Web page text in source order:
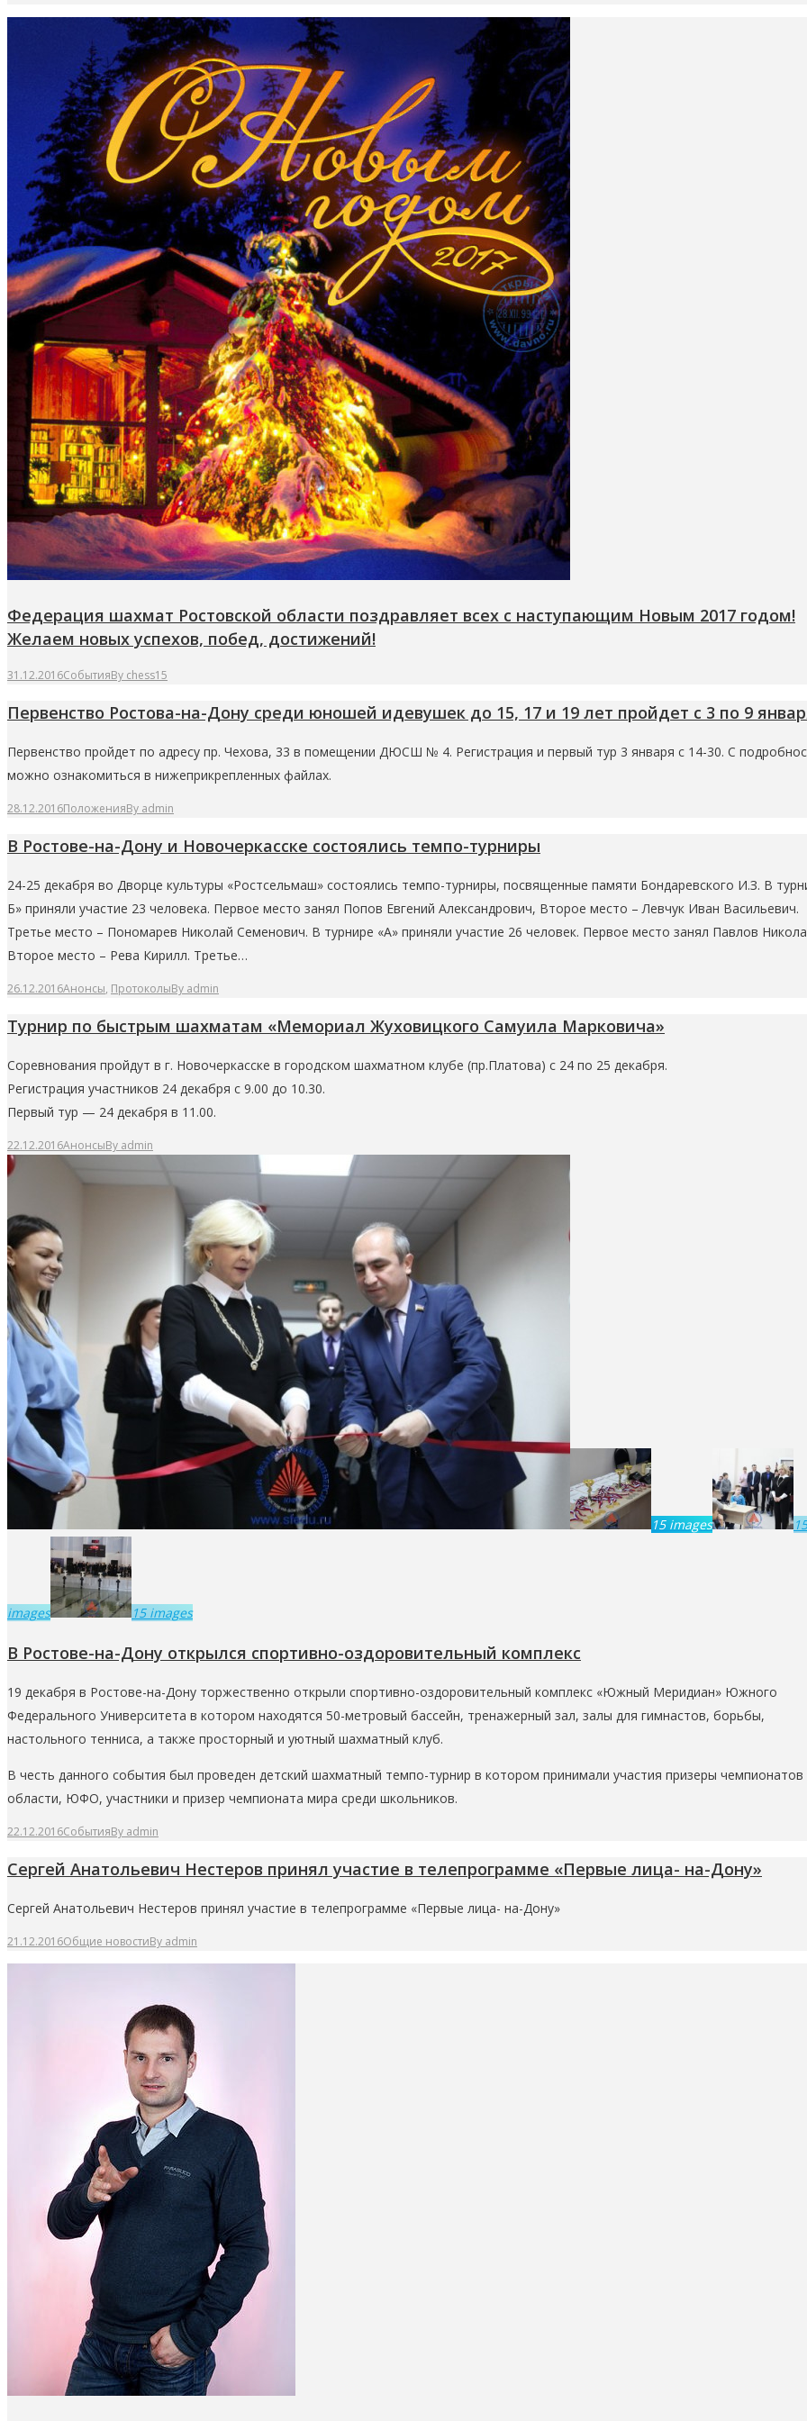
Федерация шахмат Ростовской области поздравляет всех с наступающим Новым 2017 годом!
Желаем новых успехов, побед, достижений!
31.12.2016СобытияBy chess15
Первенство Ростова-на-Дону среди юношей идевушек до 15, 17 и 19 лет пройдет с 3 по 9
Первенство пройдет по адресу пр. Чехова, 33 в помещении ДЮСШ № 4. Регистрация и первый тур 3 января с 14-30. С
можно ознакомиться в нижеприкрепленных файлах.
28.12.2016ПоложенияBy admin
В Ростове-на-Дону и Новочеркасске состоялись темпо-турниры
24-25 декабря во Дворце культуры «Ростсельмаш» состоялись темпо-турниры, посвященные памяти Бондаревского И.З. В
Б» приняли участие 23 человека. Первое место занял Попов Евгений Александрович, Второе место – Левчук Иван Васильевич.
Третье место – Пономарев Николай Семенович. В турнире «А» приняли участие 26 человек. Первое место занял Павлов
Второе место – Рева Кирилл. Третье…
26.12.2016Анонсы, ПротоколыBy admin
Турнир по быстрым шахматам «Мемориал Жуховицкого Самуила Марковича»
Соревнования пройдут в г. Новочеркасске в городском шахматном клубе (пр.Платова) с 24 по 25 декабря.
Регистрация участников 24 декабря с 9.00 до 10.30.
Первый тур — 24 декабря в 11.00.
22.12.2016АнонсыBy admin
15 images 15
images 15 images
В Ростове-на-Дону открылся спортивно-оздоровительный комплекс
19 декабря в Ростове-на-Дону торжественно открыли спортивно-оздоровительный комплекс «Южный Меридиан» Южного
Федерального Университета в котором находятся 50-метровый бассейн, тренажерный зал, залы для гимнастов, борьбы,
настольного тенниса, а также просторный и уютный шахматный клуб.
В честь данного события был проведен детский шахматный темпо-турнир в котором принимали участия призеры чемпионатов
области, ЮФО, участники и призер чемпионата мира среди школьников.
22.12.2016СобытияBy admin
Сергей Анатольевич Нестеров принял участие в телепрограмме «Первые лица- на-Дону»
Сергей Анатольевич Нестеров принял участие в телепрограмме «Первые лица- на-Дону»
21.12.2016Общие новостиBy admin